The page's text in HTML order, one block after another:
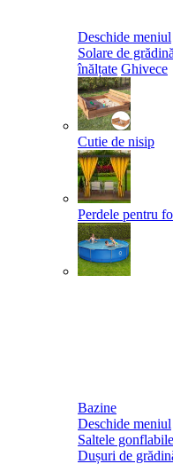
Deschide meniul
Solare de grădină
înălțate Ghivece
Cutie de nisip
Perdele pentru
Bazine
Deschide meniul
Saltele gonflabile
Dușuri de